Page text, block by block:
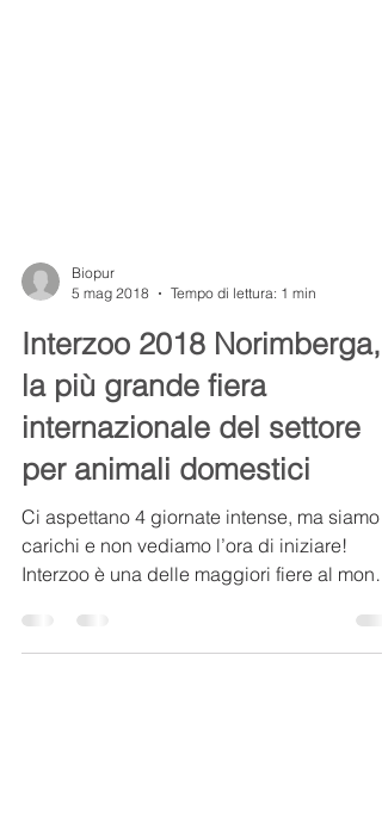
Biopur
5 mag 2018
Tempo di lettura: 1 min
Interzoo 2018 Norimberga,
la più grande fiera
internazionale del settore
per animali domestici
Ci aspettano 4 giornate intense, ma siamo
carichi e non vediamo l’ora di iniziare!